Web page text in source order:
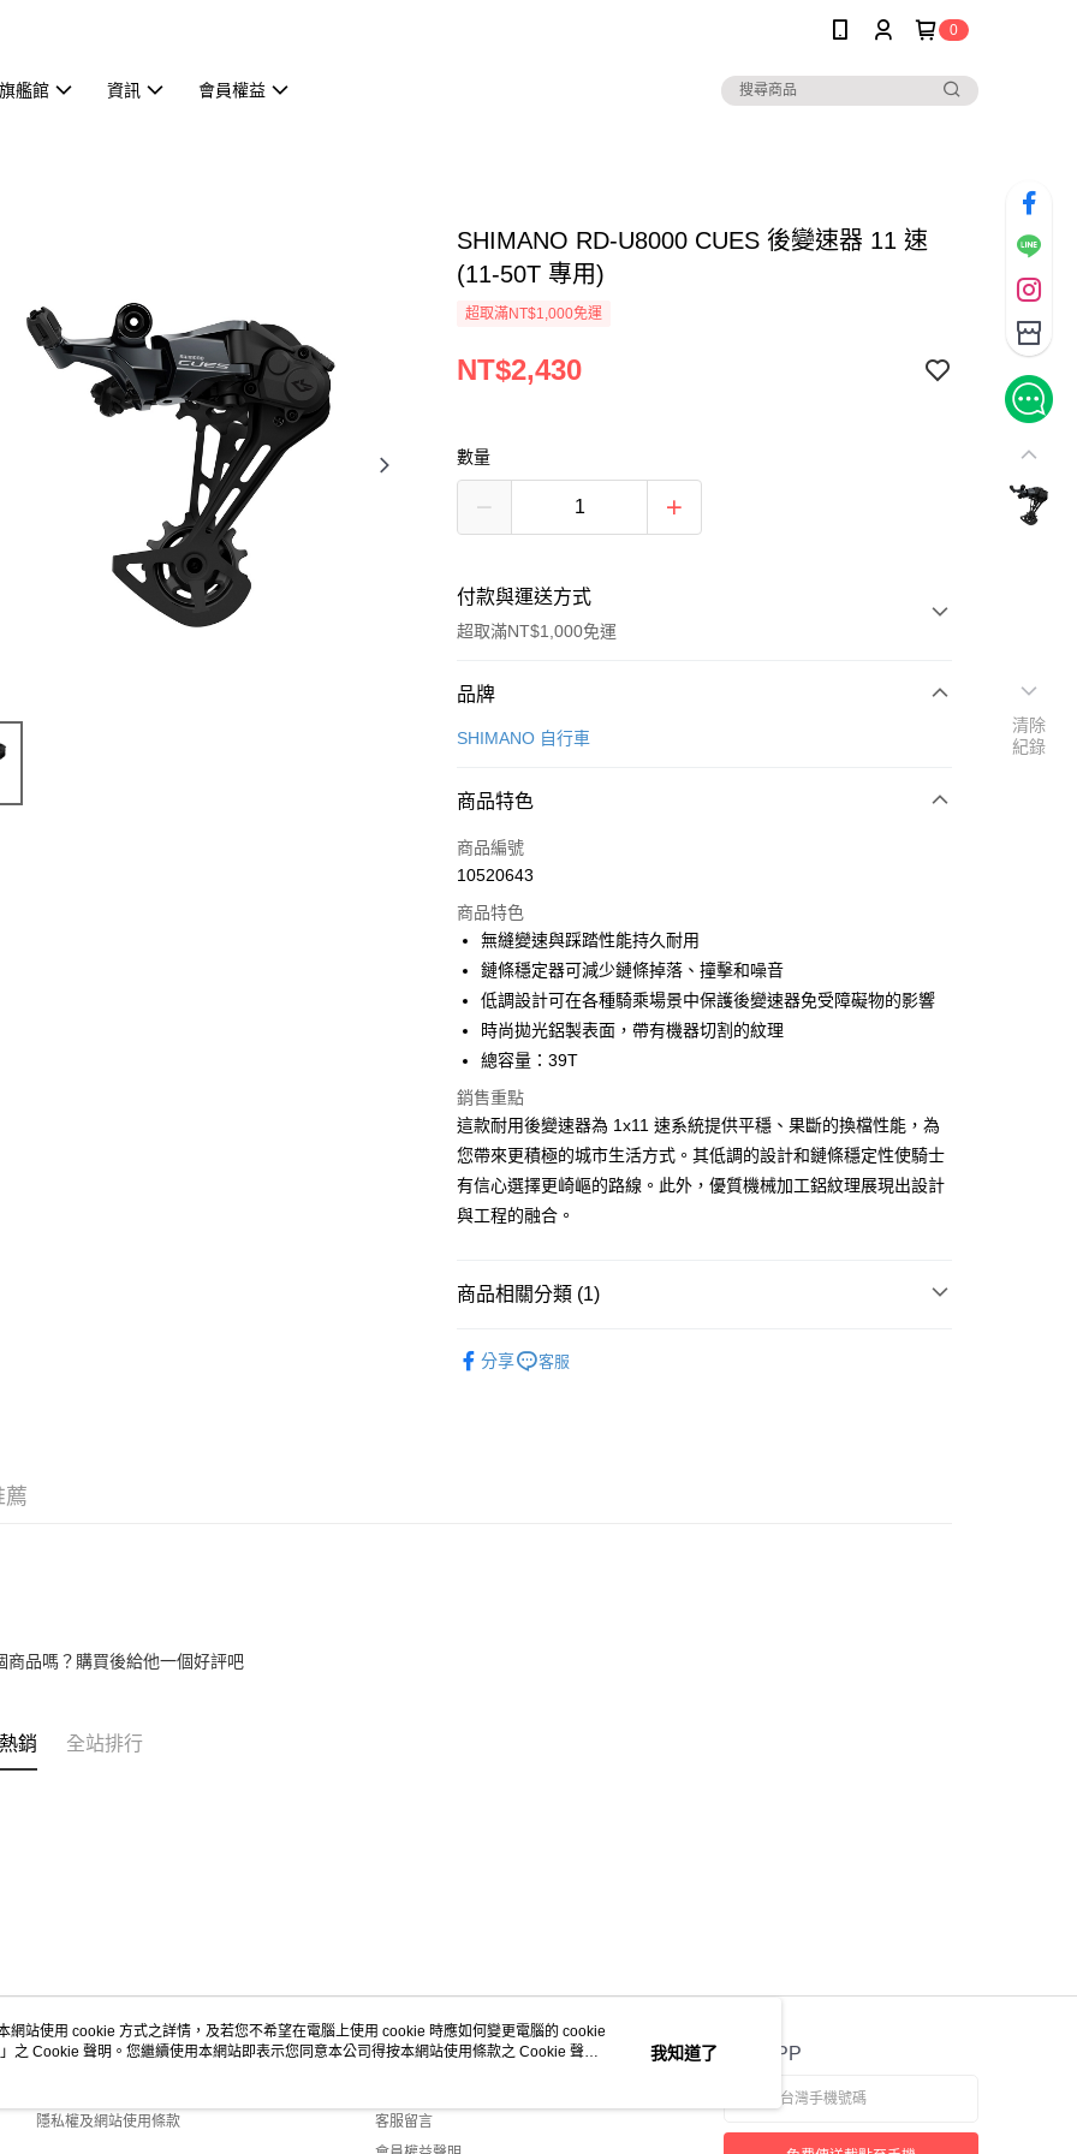
0
艦館 資訊 會員權益
SHIMANO RD-U8000 CUES 後變速器 11 速
(11-50T 專用)
超取滿NT$1,000免運
NT$2,430
數量
付款與運送方式
超取滿NT$1,000免運
付款方式
信用卡一次付款
合作金庫商業銀行
華南商業銀行
上海商業儲蓄銀行
國泰世華商業銀行
臺灣中小企業銀行
台中商業銀行
聯邦商業銀行
遠東國際商業銀行
元大商業銀行
永豐商業銀行
玉山商業銀行
台新國際商業銀行
台灣樂天信用卡公司
6 期 0 利率 每期
華南商業銀行
上海商業儲蓄銀行
國泰世華商業銀行
兆豐國際商業銀行
臺灣中小企業銀行
台中商業銀行
匯豐（台灣）商業銀行
華泰商業銀行
元大商業銀行
玉山商業銀行
台新國際商業銀行
中國信託商業銀行
台灣樂天信用卡公司
LINE Pay
Apple Pay
悠遊付
Google Pay
ATM付款
每筆NT$100，滿NT$1,000(含以上)免運費
品牌
SHIMANO 自行車
商品特色
商品編號
10520643
商品特色
無縫變速與踩踏性能持久耐用
鏈條穩定器可減少鏈條掉落、撞擊和噪音
低調設計可在各種騎乘場景中保護後變速器免受障礙物的影響
時尚拋光鋁製表面，帶有機器切割的紋理
總容量：39T
銷售重點
這款耐用後變速器為 1x11 速系統提供平穩、果斷的換檔性能，為
您帶來更積極的城市生活方式。其低調的設計和鏈條穩定性使騎士
有信心選擇更崎嶇的路線。此外，優質機械加工鋁紋理展現出設計
與工程的融合。
商品相關分類 (1)
分享
客服
薦
商品嗎？購買後給他一個好評吧
銷 全站排行
關於我們
隱私權及網站使用條款
客服資訊
客服留言
官方APP
清除
紀錄
網站使用 cookie 方式之詳情，及若您不希望在電腦上使用 cookie 時應如何變更電腦的 cookie
」之 Cookie 聲明。您繼續使用本網站即表示您同意本公司得按本網站使用條款之 Cookie 聲明
我知道了